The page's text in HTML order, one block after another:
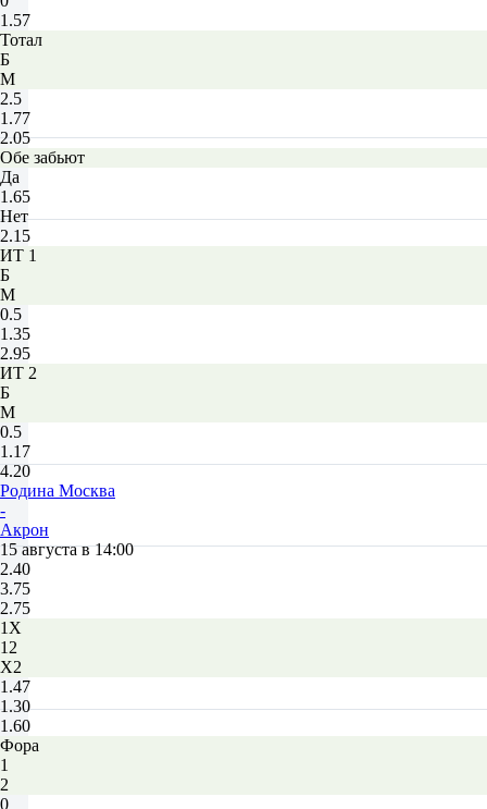
1.57
Тотал
Б
М
2.5
1.77
2.05
Обе забьют
Да
1.65
Нет
2.15
ИТ 1
Б
М
0.5
1.35
2.95
ИТ 2
Б
М
0.5
1.17
4.20
Родина Москва
-
Акрон
15 августа в 14:00
2.40
3.75
2.75
1X
12
X2
1.47
1.30
1.60
Фора
1
2
0